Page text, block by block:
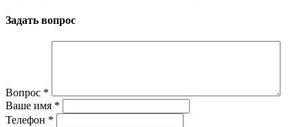
Задать вопрос
Вопрос *
Ваше имя *
Телефон *